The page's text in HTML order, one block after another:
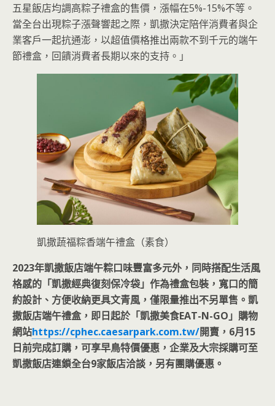
五星飯店均調高粽子禮盒的售價，漲幅在5%-15%不等。
當全台出現粽子漲聲響起之際，凱撒決定陪伴消費者與企
業客戶一起抗通澎，以超值價格推出兩款不到千元的端午
節禮盒，回饋消費者長期以來的支持。」
凱撒蔬福粽香端午禮盒（素食）
2023年凱撒飯店端午粽口味豐富多元外，同時搭配生活風
格感的「凱撒經典復刻保冷袋」作為禮盒包裝，寬口的簡
約設計、方便收納更具文青風，僅限量推出不另單售。凱
撒飯店端午禮盒，即日起於「凱撒美食EAT-N-GO」購物
網站https://cphec.caesarpark.com.tw/開賣，6月15
日前完成訂購，可享早鳥特價優惠，企業及大宗採購可至
凱撒飯店連鎖全台9家飯店洽談，另有團購優惠。